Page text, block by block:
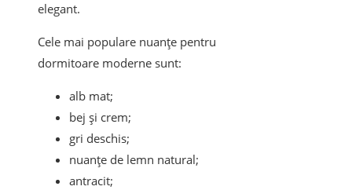
elegant.
Cele mai populare nuanțe pentru
dormitoare moderne sunt:
alb mat;
bej și crem;
gri deschis;
nuanțe de lemn natural;
antracit;